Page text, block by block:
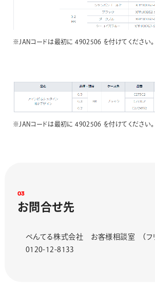
※JANコードは最初に 4902506 を付けてください。
※JANコードは最初に 4902506 を付けてください。
03
お問 合せ先
ぺんてる株式会社 お客様相談室 （フリ
0120-12-8133